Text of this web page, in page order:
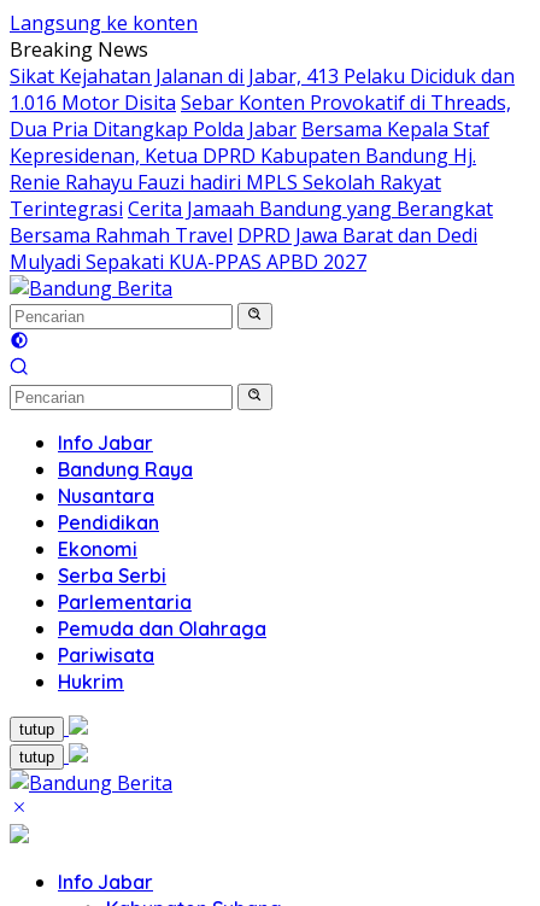
Langsung ke konten
Breaking News
Sikat Kejahatan Jalanan di Jabar, 413 Pelaku Diciduk dan
1.016 Motor Disita Sebar Konten Provokatif di Threads,
Dua Pria Ditangkap Polda Jabar Bersama Kepala Staf
Kepresidenan, Ketua DPRD Kabupaten Bandung Hj.
Renie Rahayu Fauzi hadiri MPLS Sekolah Rakyat
Terintegrasi Cerita Jamaah Bandung yang Berangkat
Bersama Rahmah Travel DPRD Jawa Barat dan Dedi
Mulyadi Sepakati KUA-PPAS APBD 2027
Info Jabar
Bandung Raya
Nusantara
Pendidikan
Ekonomi
Serba Serbi
Parlementaria
Pemuda dan Olahraga
Pariwisata
Hukrim
tutup
tutup
Info Jabar